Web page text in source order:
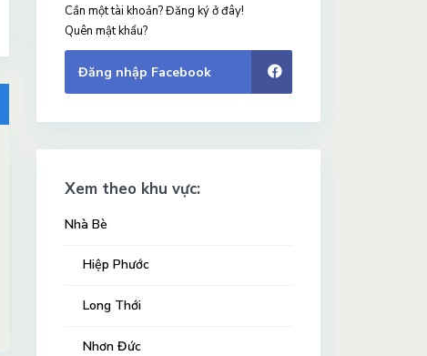
Cần một tài khoản? Đăng ký ở đây!
Quên mật khẩu?
Đăng nhập Facebook
Xem theo khu vực:
Nhà Bè
Hiệp Phước
Long Thới
Nhơn Đức